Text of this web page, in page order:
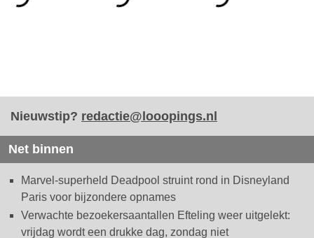
Nieuwstip? redactie@looopings.nl
Net binnen
Marvel-superheld Deadpool struint rond in Disneyland
Paris voor bijzondere opnames
Verwachte bezoekersaantallen Efteling weer uitgelekt:
vrijdag wordt een drukke dag, zondag niet